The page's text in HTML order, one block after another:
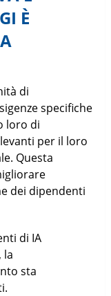
È
di
specifiche
loro di
per il loro
Questa
dei dipendenti
di IA
la
sta